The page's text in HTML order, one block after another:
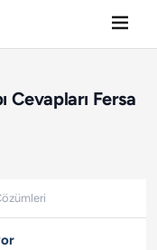
Cevapları Fersa